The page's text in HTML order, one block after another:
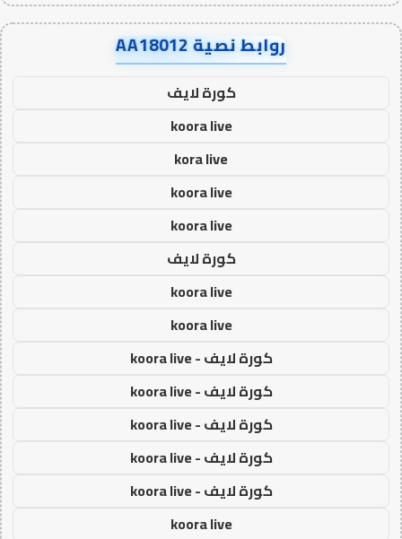
روابط نصية AA18012
كورة لايف
koora live
kora live
koora live
koora live
كورة لايف
koora live
koora live
كورة لايف - koora live
كورة لايف - koora live
كورة لايف - koora live
كورة لايف - koora live
كورة لايف - koora live
koora live